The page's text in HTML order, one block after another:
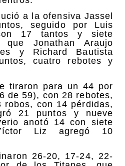
a la ofensiva Jassel
seguido por Luis
17 tantos y siete
que Jonathan Araujo
y Richard Bautista
cuatro rebotes y
tiraron para un 44 por
de 59), con 28 rebotes,
robos, con 14 pérdidas,
21 puntos y nueve
anotó 14 con siete
Liz agregó 10
26-20, 17-24, 22-